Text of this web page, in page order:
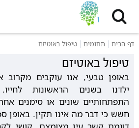
דף הבית תחומים טיפול באוטיזם
טיפול באוטיזם
באופן טבעי, אנו עוקבים
ילדנו בשנים הראשונות
התפתחותיים שונים או סימנים
חשש כי דבר מה אינו תקין. באופן